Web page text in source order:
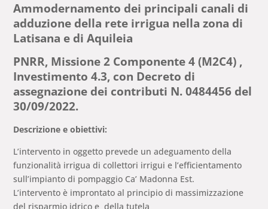
Ammodernamento dei principali canali di
adduzione della rete irrigua nella zona di
Latisana e di Aquileia
PNRR, Missione 2 Componente 4 (M2C4) ,
Investimento 4.3, con Decreto di
assegnazione dei contributi N. 0484456 del
30/09/2022.
Descrizione e obiettivi:
L’intervento in oggetto prevede un adeguamento della
funzionalità irrigua di collettori irrigui e l’efficientamento
sull’impianto di pompaggio Ca’ Madonna Est.
L’intervento è improntato al principio di massimizzazione
del risparmio idrico e della tutela